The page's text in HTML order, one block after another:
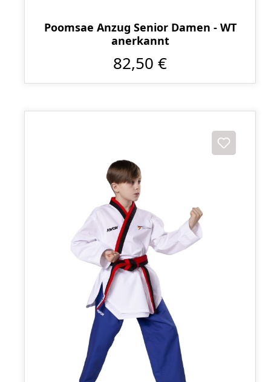
Poomsae Anzug Senior Damen - WT
anerkannt
82,50 €